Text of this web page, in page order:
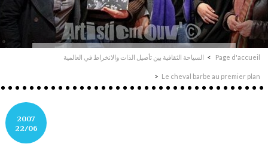
السياحة الثقافية بين تأصيل الذات والانخراط في العالمية Page d'accueil
Le cheval barbe au premier plan
2007
22/06